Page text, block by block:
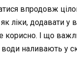
впродовж
ліки, додавати у
корисно. І що
наливають у